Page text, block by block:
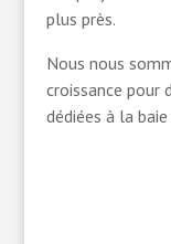
plus près.
Nous nous
croissance pour
dédiées à la baie